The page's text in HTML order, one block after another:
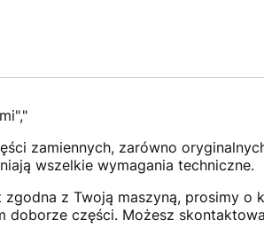
zamiennych, zarówno
wszelkie wymagania techniczne.
z Twoją maszyną, prosimy o
części. Możesz